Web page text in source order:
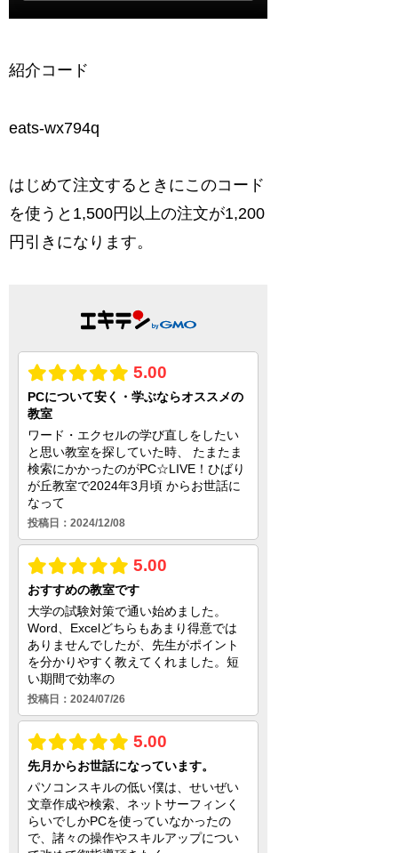
紹介コード
eats-wx794q
はじめて注文するときにこのコード
を使うと1,500円以上の注文が1,200
円引きになります。